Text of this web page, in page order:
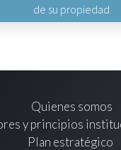
de su propiedad
Quienes somos
y principios
Plan estratégico